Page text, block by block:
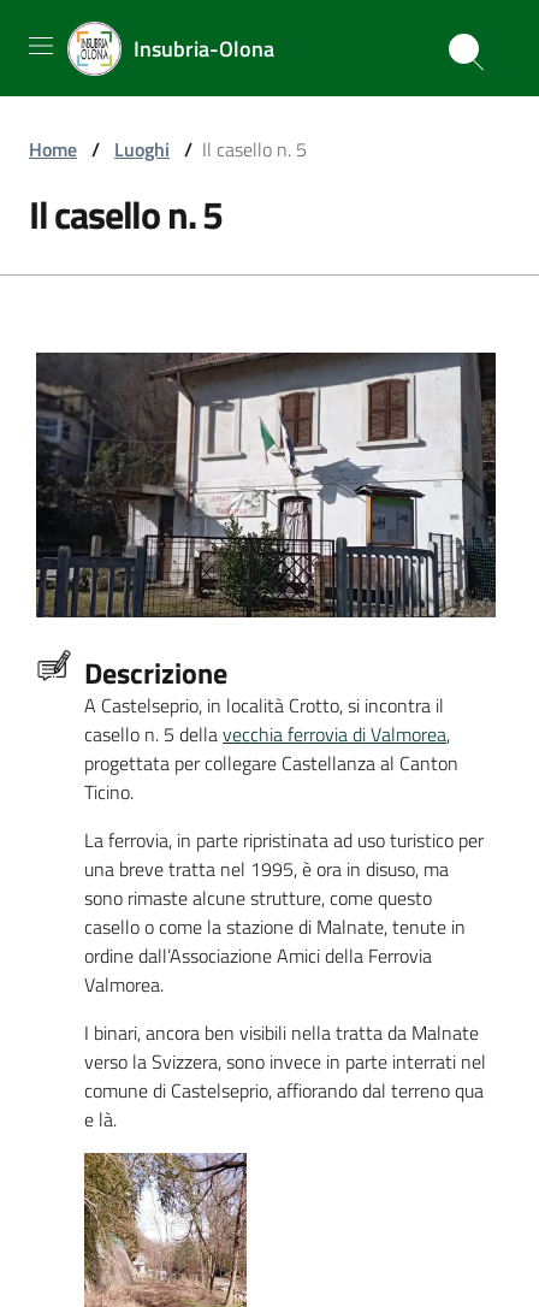
Insubria-Olona
Home / Luoghi / Il casello n. 5
Il casello n. 5
Descrizione
A Castelseprio, in località Crotto, si incontra il
casello n. 5 dellavecchia ferrovia di Valmorea,
progettata per collegare Castellanza al Canton
Ticino.
La ferrovia, in parte ripristinata ad uso turistico per
una breve tratta nel 1995, è ora in disuso, ma
sono rimaste alcune strutture, come questo
casello o come la stazione di Malnate, tenute in
ordine dall’Associazione Amici della Ferrovia
Valmorea.
I binari, ancora ben visibili nella tratta da Malnate
verso la Svizzera, sono invece in parte interrati nel
comune di Castelseprio, affiorando dal terreno qua
e là.